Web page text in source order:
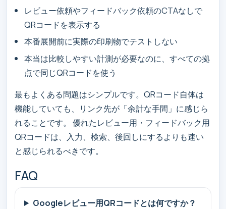
レビュー依頼やフィードバック依頼のCTAなしで
QRコードを表示する
本番展開前に実際の印刷物でテストしない
本当は比較しやすい計測が必要なのに、すべての拠
点で同じQRコードを使う
最もよくある問題はシンプルです。QRコード自体は
機能していても、リンク先が「余計な手間」に感じら
れることです。 優れたレビュー用・フィードバック用
QRコードは、入力、検索、後回しにするよりも速い
と感じられるべきです。
FAQ
Googleレビュー用QRコードとは何ですか？